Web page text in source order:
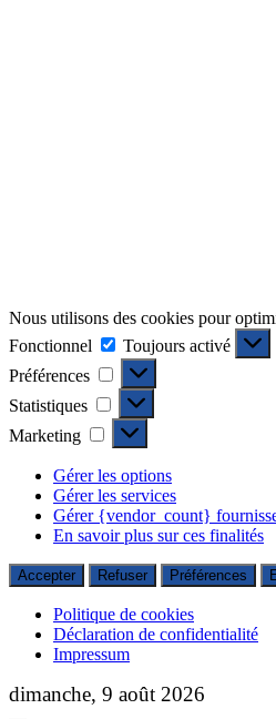
Nous utilisons des cookies pour
Fonctionnel
Fonctionnel
Toujours activé
Préférences
Préférences
Statistiques Statistiques
Marketing Marketing
Gérer les options
Gérer les services
Gérer {vendor_count}
En savoir plus sur ces finalités
Accepter Refuser Préférences
Politique de cookies
Déclaration de confidentialité
Impressum
Passer
dimanche, 9 août 2026